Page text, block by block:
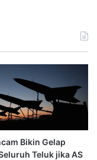
Bikin Gelap
Teluk jika AS